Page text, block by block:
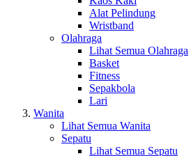
Alat Pelindung
Wristband
Olahraga
Lihat Semua Olahraga
Basket
Fitness
Sepakbola
Lari
Wanita
Lihat Semua Wanita
Sepatu
Lihat Semua Sepatu